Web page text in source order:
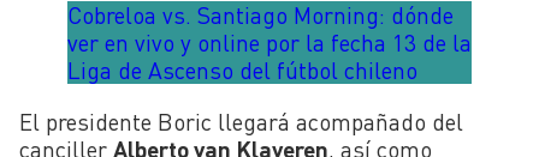
Cobreloa vs. Santiago Morning: dónde
ver en vivo y online por la fecha 13 de la
Liga de Ascenso del fútbol chileno
El presidente Boric llegará acompañado del
canciller Alberto van Klaveren, así como